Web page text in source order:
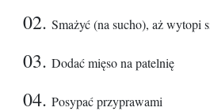
Smażyć (na sucho), aż wytopi
Dodać mięso na patelnię
Posypać przyprawami